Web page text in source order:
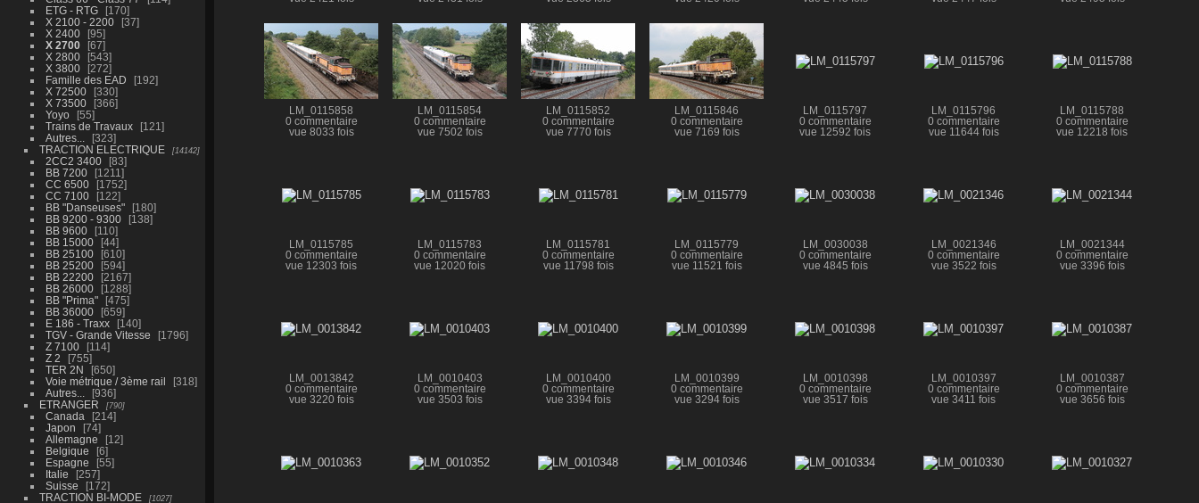
ETG - RTG
170
X 2100 - 2200
37
X 2400
95
X 2700
67
X 2800
543
X 3800
272
Famille des EAD
192
X 72500
330
X 73500
366
Yoyo
55
Trains de Travaux
121
Autres...
323
TRACTION ELECTRIQUE
14142
2CC2 3400
83
BB 7200
1211
CC 6500
1752
CC 7100
122
BB "Danseuses"
180
BB 9200 - 9300
138
BB 9600
110
BB 15000
44
BB 25100
610
BB 25200
594
BB 22200
2167
BB 26000
1288
BB "Prima"
475
BB 36000
659
E 186 - Traxx
140
TGV - Grande Vitesse
1796
Z 7100
114
Z 2
755
TER 2N
650
Voie métrique / 3ème rail
318
Autres...
936
ETRANGER
790
Canada
214
Japon
74
Allemagne
12
Belgique
6
Espagne
55
Italie
257
Suisse
172
TRACTION BI-MODE
1027
LM_0115858
0 commentaire
vue 8033 fois
LM_0115854
0 commentaire
vue 7502 fois
LM_0115852
0 commentaire
vue 7770 fois
LM_0115846
0 commentaire
vue 7169 fois
LM_0115797
0 commentaire
vue 12592 fois
LM_0115796
0 commentaire
vue 11644 fois
LM_0115788
0 commentaire
vue 12218 fois
LM_0115785
0 commentaire
vue 12303 fois
LM_0115783
0 commentaire
vue 12020 fois
LM_0115781
0 commentaire
vue 11798 fois
LM_0115779
0 commentaire
vue 11521 fois
LM_0030038
0 commentaire
vue 4845 fois
LM_0021346
0 commentaire
vue 3522 fois
LM_0021344
0 commentaire
vue 3396 fois
LM_0013842
0 commentaire
vue 3220 fois
LM_0010403
0 commentaire
vue 3503 fois
LM_0010400
0 commentaire
vue 3394 fois
LM_0010399
0 commentaire
vue 3294 fois
LM_0010398
0 commentaire
vue 3517 fois
LM_0010397
0 commentaire
vue 3411 fois
LM_0010387
0 commentaire
vue 3656 fois